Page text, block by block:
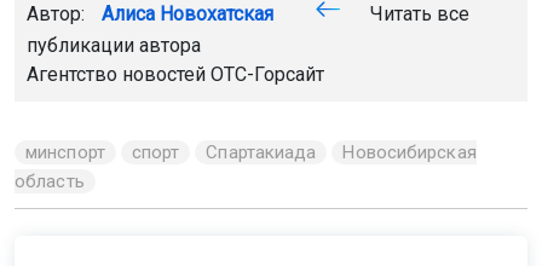
Автор: Алиса Новохатская
Читать все
публикации автора
Агентство новостей ОТС-Горсайт
минспорт спорт Спартакиада
Новосибирская
область